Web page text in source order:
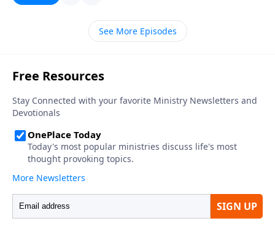
transformandonos en autosuficientes, desconfiados
llamado a dejar la apatia y reiniciar una relacion
pasada titulado: "Fortaleciendo la Piedad".
See More Episodes